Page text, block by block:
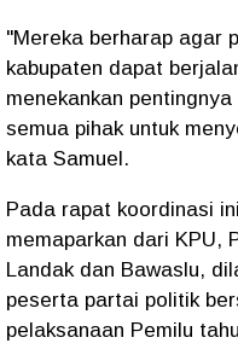
"Mereka berharap agar
kabupaten dapat
menekankan
semua pihak untuk
kata Samuel.
Pada rapat koordinasi
memaparkan dari KPU,
Landak dan Bawaslu,
peserta partai politik
pelaksanaan Pemilu